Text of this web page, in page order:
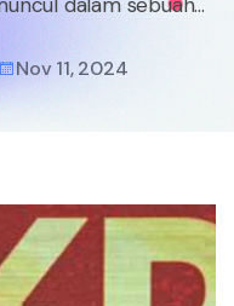
Nov 11, 2024